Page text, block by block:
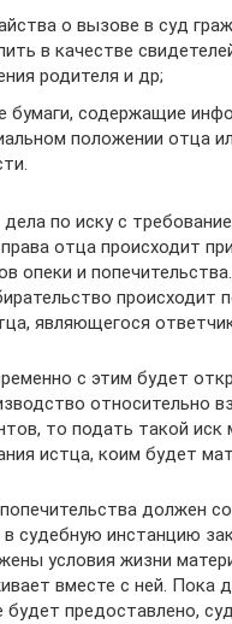
о вызове в суд
в качестве
родителя и др;
бумаги, содержащие
положении отца
по иску с
отца происходит
опеки и
происходит
являющегося
с этим будет
относительно
то подать такой
истца, коим будет
должен
судебную инстанцию
условия жизни
вместе с ней. Пока
будет предоставлено,